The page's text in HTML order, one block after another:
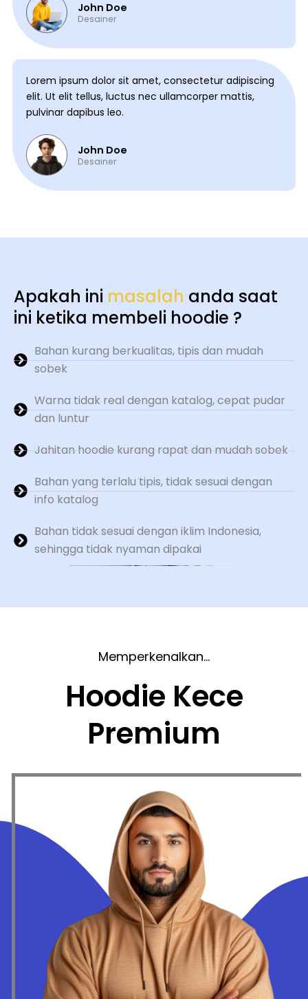
John Doe
Desainer
Lorem ipsum dolor sit amet, consectetur adipiscing
elit. Ut elit tellus, luctus nec ullamcorper mattis,
pulvinar dapibus leo.
John Doe
Desainer
Apakah ini masalah anda saat
ini ketika membeli hoodie ?
Bahan kurang berkualitas, tipis dan mudah
sobek
Warna tidak real dengan katalog, cepat pudar
dan luntur
Jahitan hoodie kurang rapat dan mudah sobek
Bahan yang terlalu tipis, tidak sesuai dengan
info katalog
Bahan tidak sesuai dengan iklim Indonesia,
sehingga tidak nyaman dipakai
Memperkenalkan...
Hoodie Kece
Premium